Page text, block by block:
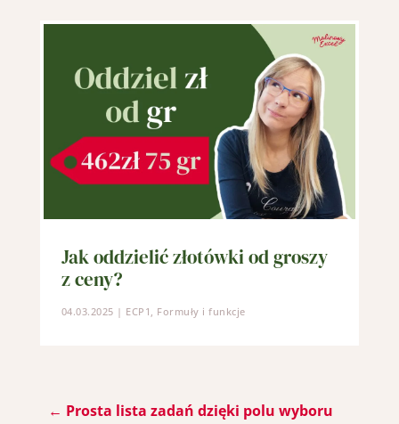
Jak oddzielić złotówki od groszy
z ceny?
04.03.2025 | ECP1 , Formuły i funkcje
← Prosta lista zadań dzięki polu wyboru